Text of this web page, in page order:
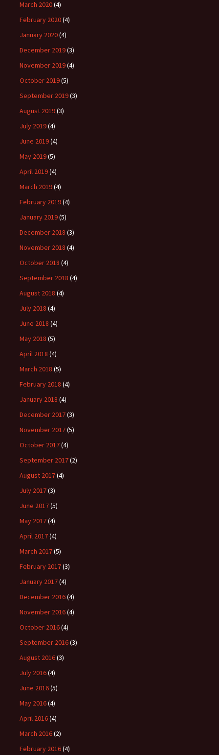
March 2020(4)
February 2020(4)
January 2020(4)
December 2019(3)
November 2019(4)
October 2019(5)
September 2019(3)
August 2019(3)
July 2019(4)
June 2019(4)
May 2019(5)
April 2019(4)
March 2019(4)
February 2019(4)
January 2019(5)
December 2018 (3)
November 2018 (4)
October 2018 (4)
September 2018 (4)
August 2018 (4)
July 2018 (4)
June 2018 (4)
May 2018 (5)
April 2018 (4)
March 2018 (5)
February 2018 (4)
January 2018 (4)
December 2017(3)
November 2017(5)
October 2017(4)
September 2017(2)
August 2017(4)
July 2017(3)
June 2017(5)
May 2017(4)
April 2017(4)
March 2017(5)
February 2017(3)
January 2017(4)
December 2016(4)
November 2016(4)
October 2016(4)
September 2016(3)
August 2016(3)
July 2016(4)
June 2016(5)
May 2016(4)
April 2016(4)
March 2016(2)
February 2016(4)